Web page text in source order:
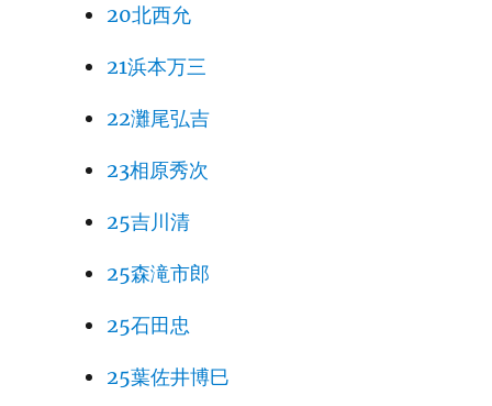
20北西允
21浜本万三
22灘尾弘吉
23相原秀次
25吉川清
25森滝市郎
25石田忠
25葉佐井博巳